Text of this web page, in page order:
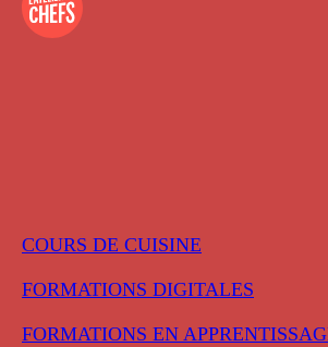
COURS DE CUISINE
FORMATIONS DIGITALES
FORMATIONS EN